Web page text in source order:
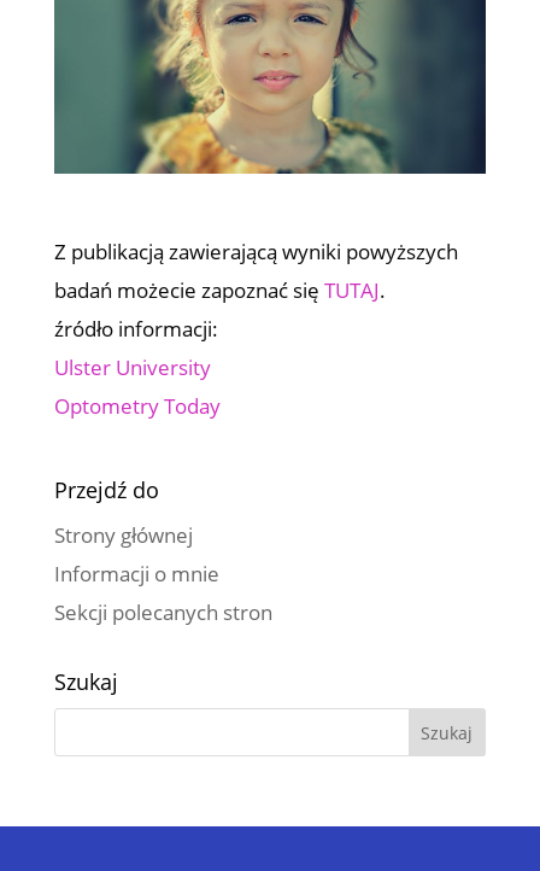
Z publikacją zawierającą wyniki powyższych
badań możecie zapoznać się TUTAJ.
źródło informacji:
Ulster University
Optometry Today
Przejdź do
Strony głównej
Informacji o mnie
Sekcji polecanych stron
Szukaj